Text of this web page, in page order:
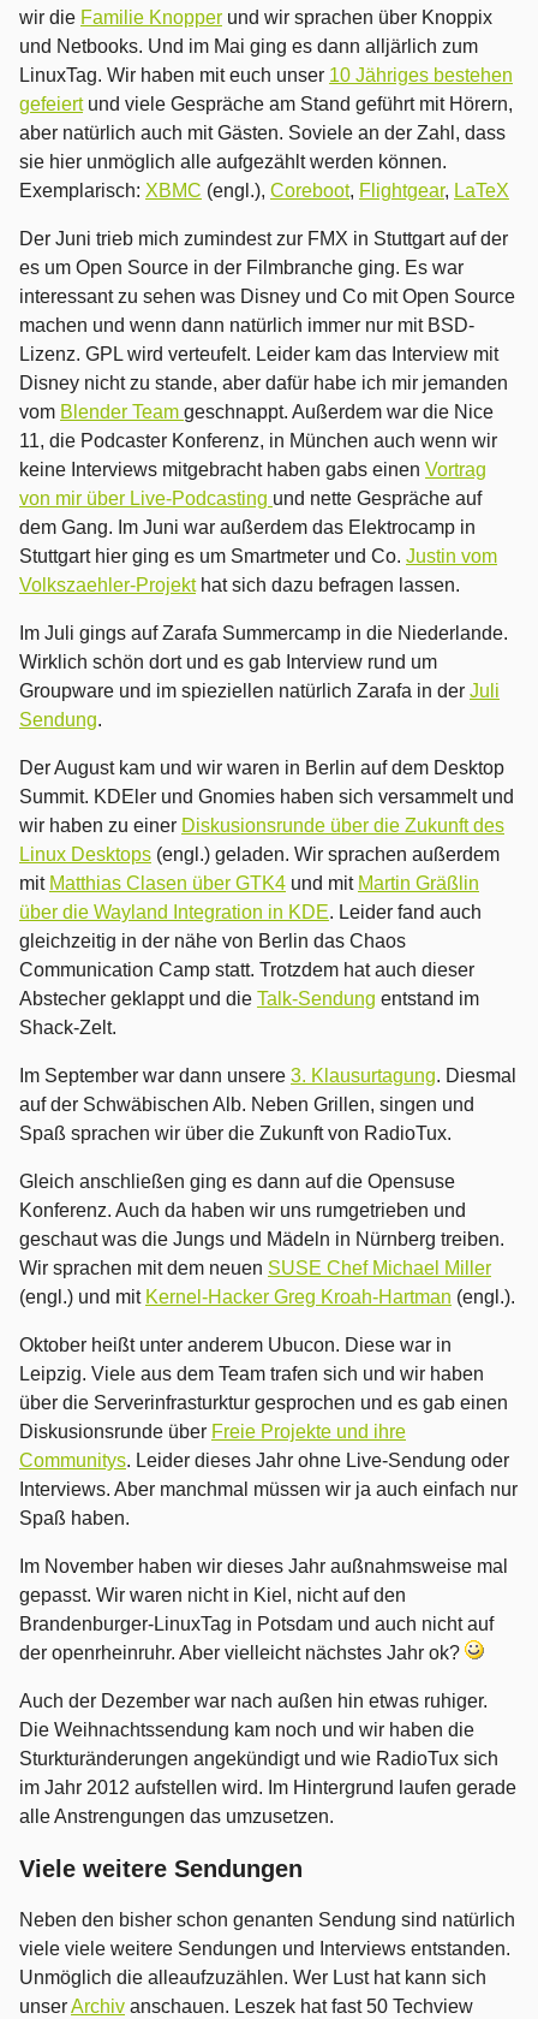
wir die Familie Knopper und wir sprachen über Knoppix
und Netbooks. Und im Mai ging es dann alljärlich zum
LinuxTag. Wir haben mit euch unser 10 Jähriges bestehen
gefeiertund viele Gespräche am Stand geführt mit Hörern,
aber natürlich auch mit Gästen. Soviele an der Zahl, dass
sie hier unmöglich alle aufgezählt werden können.
Exemplarisch: XBMC (engl.), Coreboot, Flightgear, LaTeX
Der Juni trieb mich zumindest zur FMX in Stuttgart auf der
es um Open Source in der Filmbranche ging. Es war
interessant zu sehen was Disney und Co mit Open Source
machen und wenn dann natürlich immer nur mit BSD-
Lizenz. GPL wird verteufelt. Leider kam das Interview mit
Disney nicht zu stande, aber dafür habe ich mir jemanden
vom Blender Team geschnappt. Außerdem war die Nice
11, die Podcaster Konferenz, in München auch wenn wir
keine Interviews mitgebracht haben gabs einen Vortrag
von mir über Live-Podcasting und nette Gespräche auf
dem Gang. Im Juni war außerdem das Elektrocamp in
Stuttgart hier ging es um Smartmeter und Co. Justin vom
Volkszaehler-Projekthat sich dazu befragen lassen.
Im Juli gings auf Zarafa Summercamp in die Niederlande.
Wirklich schön dort und es gab Interview rund um
Groupware und im spieziellen natürlich Zarafa in der Juli
Sendung.
Der August kam und wir waren in Berlin auf dem Desktop
Summit. KDEler und Gnomies haben sich versammelt und
wir haben zu einer Diskusionsrunde über die Zukunft des
Linux Desktops (engl.) geladen. Wir sprachen außerdem
mit Matthias Clasen über GTK4 und mit Martin Gräßlin
über die Wayland Integration in KDE. Leider fand auch
gleichzeitig in der nähe von Berlin das Chaos
Communication Camp statt. Trotzdem hat auch dieser
Abstecher geklappt und die Talk-Sendung entstand im
Shack-Zelt.
Im September war dann unsere 3. Klausurtagung. Diesmal
auf der Schwäbischen Alb. Neben Grillen, singen und
Spaß sprachen wir über die Zukunft von RadioTux.
Gleich anschließen ging es dann auf die Opensuse
Konferenz. Auch da haben wir uns rumgetrieben und
geschaut was die Jungs und Mädeln in Nürnberg treiben.
Wir sprachen mit dem neuen SUSE Chef Michael Miller
(engl.) und mit Kernel-Hacker Greg Kroah-Hartman (engl.).
Oktober heißt unter anderem Ubucon. Diese war in
Leipzig. Viele aus dem Team trafen sich und wir haben
über die Serverinfrasturktur gesprochen und es gab einen
Diskusionsrunde über Freie Projekte und ihre
Communitys. Leider dieses Jahr ohne Live-Sendung oder
Interviews. Aber manchmal müssen wir ja auch einfach nur
Spaß haben.
Im November haben wir dieses Jahr außnahmsweise mal
gepasst. Wir waren nicht in Kiel, nicht auf den
Brandenburger-LinuxTag in Potsdam und auch nicht auf
der openrheinruhr. Aber vielleicht nächstes Jahr ok?
Auch der Dezember war nach außen hin etwas ruhiger.
Die Weihnachtssendung kam noch und wir haben die
Sturkturänderungen angekündigt und wie RadioTux sich
im Jahr 2012 aufstellen wird. Im Hintergrund laufen gerade
alle Anstrengungen das umzusetzen.
Viele weitere Sendungen
Neben den bisher schon genanten Sendung sind natürlich
viele viele weitere Sendungen und Interviews entstanden.
Unmöglich die alleaufzuzählen. Wer Lust hat kann sich
unserArchiv anschauen. Leszek hat fast 50 Techview